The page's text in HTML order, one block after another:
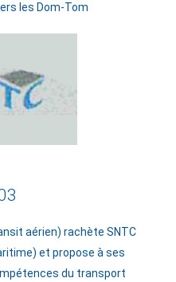
les Dom-Tom
aérien) rachète SNTC
et propose à ses
du transport